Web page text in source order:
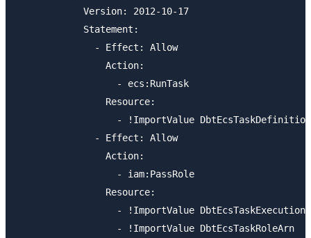
            Version: 2012-10-17
            Statement:
              - Effect: Allow
                Action:
                  - ecs:RunTask
                Resource:
                  - !ImportValue DbtEcsTaskDefinition
              - Effect: Allow
                Action:
                  - iam:PassRole
                Resource:
- !ImportValue
                  - !ImportValue DbtEcsTaskRoleArn